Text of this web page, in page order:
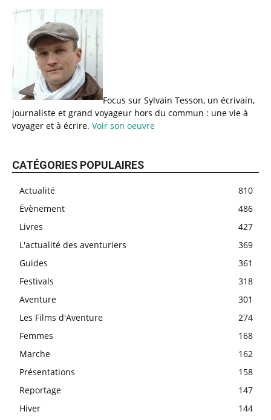
Focus sur Sylvain Tesson, un écrivain,
journaliste et grand voyageur hors du commun : une vie à
voyager et à écrire. Voir son oeuvre
CATÉGORIES POPULAIRES
Actualité
810
Évènement
486
Livres
427
L'actualité des aventuriers
369
Guides
361
Festivals
318
Aventure
301
Les Films d'Aventure
274
Femmes
168
Marche
162
Présentations
158
Reportage
147
Hiver
144